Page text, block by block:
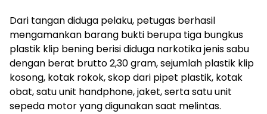
Dari tangan diduga pelaku, petugas berhasil
mengamankan barang bukti berupa tiga bungkus
plastik klip bening berisi diduga narkotika jenis sabu
dengan berat brutto 2,30 gram, sejumlah plastik klip
kosong, kotak rokok, skop dari pipet plastik, kotak
obat, satu unit handphone, jaket, serta satu unit
sepeda motor yang digunakan saat melintas.